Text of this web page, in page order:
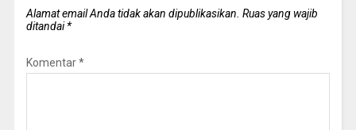
Alamat email Anda tidak akan dipublikasikan. Ruas yang wajib
ditandai*
Komentar*